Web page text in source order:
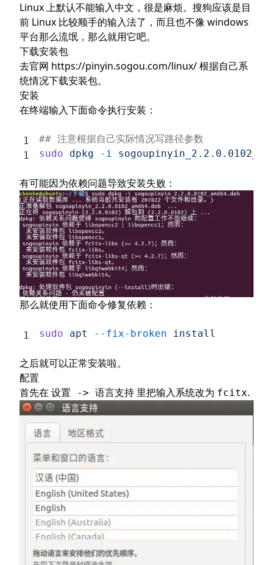
Linux 上默认不能输入中文，很是麻烦。搜狗应该是目
前 Linux 比较顺手的输入法了，而且也不像 windows
平台那么流氓，那么就用它吧。
下载安装包
去官网 https://pinyin.sogou.com/linux/根据自己系
统情况下载安装包。
安装
在终端输入下面命令执行安装：
## 注意根据自己实际情况写路径参数
sudo dpkg -i
有可能因为依赖问题导致安装失败：
那么就使用下面命令修复依赖：
sudo apt --fix-broken install
之后就可以正常安装啦。
配置
首先在设置 -> 语言支持 里把输入系统改为 fcitx.